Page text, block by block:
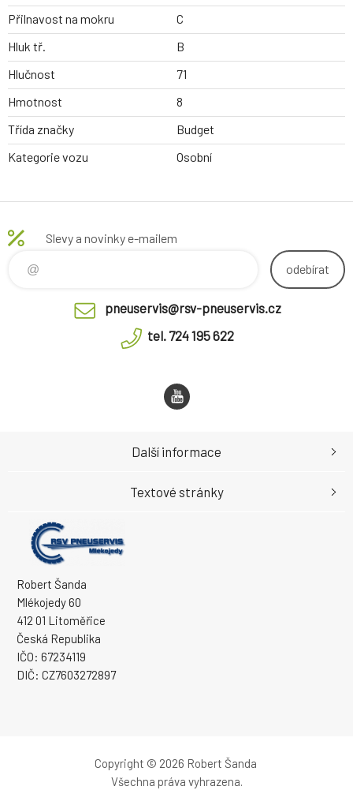
Přilnavost na mokru
C
Hluk tř.
B
Hlučnost
71
Hmotnost
8
Třída značky
Budget
Kategorie vozu
Osobní
Slevy a novinky e-mailem
odebírat
pneuservis@rsv-pneuservis.cz
tel. 724 195 622
Robert Šanda
Mlékojedy 60
412 01 Litoměřice
Česká Republika
IČO: 67234119
DIČ: CZ7603272897
Další informace
Textové stránky
Copyright © 2026 Robert Šanda
Všechna práva vyhrazena.